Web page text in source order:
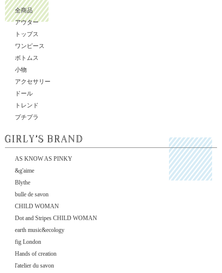
全商品
アウター
トップス
ワンピース
ボトムス
小物
アクセサリー
ドール
トレンド
プチプラ
AS KNOW AS PINKY
&g'aime
Blythe
bulle de savon
CHILD WOMAN
Dot and Stripes CHILD WOMAN
earth music&ecology
fig London
Hands of creation
l'atelier du savon